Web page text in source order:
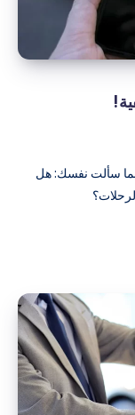
سألت نفسك: هل